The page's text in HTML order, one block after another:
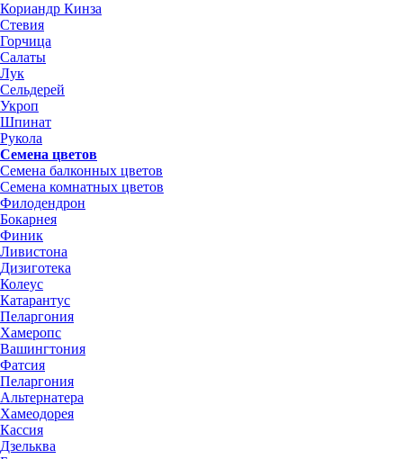
Кориандр Кинза
Стевия
Горчица
Салаты
Лук
Сельдерей
Укроп
Шпинат
Рукола
Семена цветов
Семена балконных цветов
Семена комнатных цветов
Филодендрон
Бокарнея
Финик
Ливистона
Дизиготека
Колеус
Катарантус
Пеларгония
Хамеропс
Вашингтония
Фатсия
Пеларгония
Альтернатера
Хамеодорея
Кассия
Дзельква